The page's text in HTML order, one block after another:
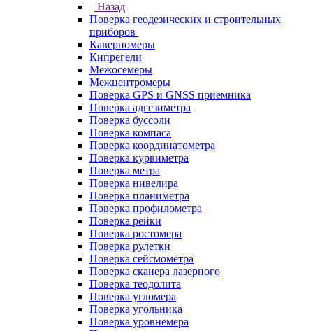
Назад
Поверка геодезических и строительных
приборов
Каверномеры
Кипрегели
Межосемеры
Межцентромеры
Поверка GPS и GNSS приемника
Поверка адгезиметра
Поверка буссоли
Поверка компаса
Поверка координатометра
Поверка курвиметра
Поверка метра
Поверка нивелира
Поверка планиметра
Поверка профилометра
Поверка рейки
Поверка ростомера
Поверка рулетки
Поверка сейсмометра
Поверка сканера лазерного
Поверка теодолита
Поверка угломера
Поверка угольника
Поверка уровнемера